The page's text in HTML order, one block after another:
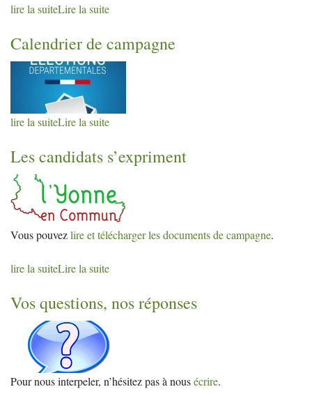
lire la suiteLire la suite
Calendrier de campagne
lire la suiteLire la suite
Les candidats s’expriment
Vous pouvezlire et télécharger les documents de campagne.
lire la suiteLire la suite
Vos questions, nos réponses
Pour nous interpeler, n’hésitez pas à nousécrire.